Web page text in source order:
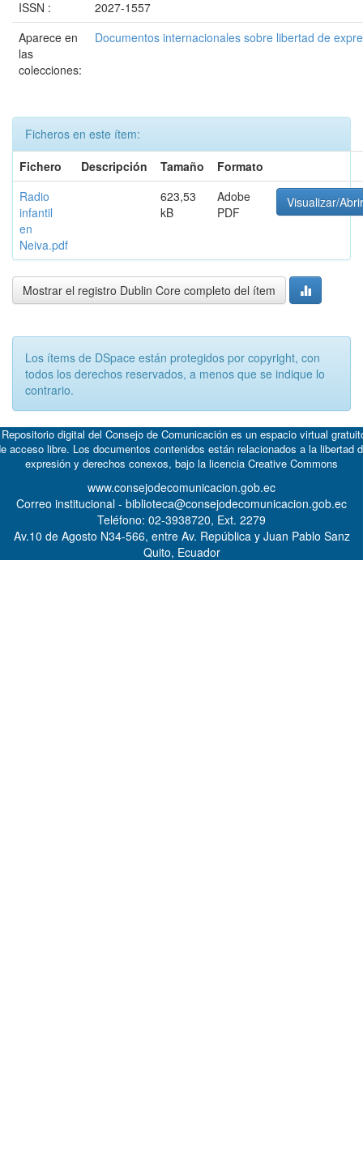
ISSN :
2027-1557
Aparece en
las
colecciones:
Documentos internacionales sobre libertad de
Ficheros en este ítem:
Fichero
Descripción Tamaño
Formato
Radio
infantil
en
Neiva.pdf
623,53
kB
Adobe
PDF
Visualizar/Abrir
Mostrar el registro Dublin Core completo del ítem
Los ítems de DSpace están protegidos por copyright, con
todos los derechos reservados, a menos que se indique lo
contrario.
digital del Consejo de Comunicación es un espacio virtual
acceso libre. Los documentos contenidos están relacionados a la libertad
expresión y derechos conexos, bajo la licencia Creative Commons
www.consejodecomunicacion.gob.ec
Correo institucional - biblioteca@consejodecomunicacion.gob.ec
Teléfono: 02-3938720, Ext. 2279
Av.10 de Agosto N34-566, entre Av. República y Juan Pablo Sanz
Quito, Ecuador